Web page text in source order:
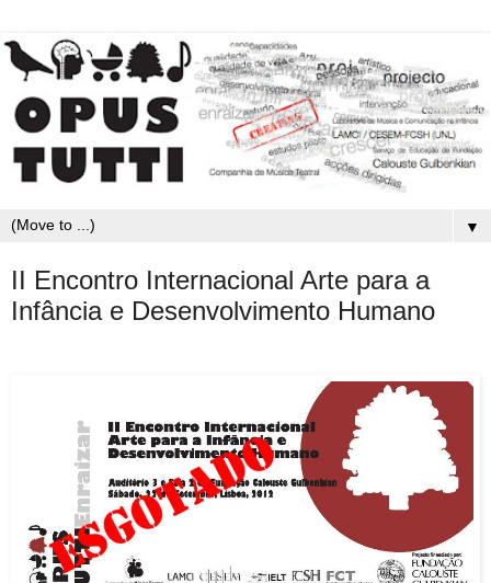
▼
II Encontro Internacional Arte para a
Infância e Desenvolvimento Humano